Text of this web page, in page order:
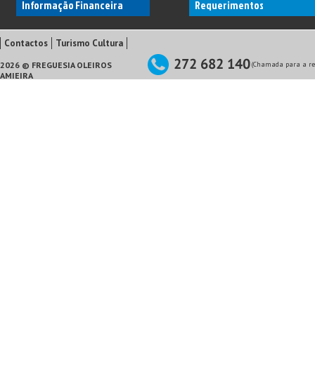
Informação Financeira Requerimentos
Contactos Turismo Cultura
2026 © FREGUESIA OLEIROS
AMIEIRA
(Chamada para a